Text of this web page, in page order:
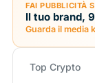
FAI PUBBLICITÀ
Il tuo brand,
Guarda il media
Top Crypto